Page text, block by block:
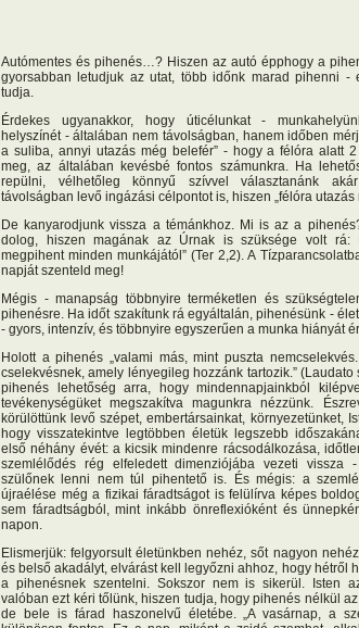
Autómentes és pihenés…? Hiszen az autó épphogy a
gyorsabban letudjuk az utat, több időnk marad pihenni -
tudja.
Érdekes ugyanakkor, hogy úticélunkat -
helyszínét - általában nem távolságban, hanem időben
a suliba, annyi utazás még belefér” - hogy a félóra alatt
meg, az általában kevésbé fontos számunkra. Ha
repülni, vélhetőleg könnyű szívvel választanánk
távolságban levő ingázási célpontot is, hiszen „félóra utazás
De kanyarodjunk vissza a témánkhoz. Mi is az a
dolog, hiszen magának az Úrnak is szüksége volt rá:
megpihent minden munkájától” (Ter 2,2). A
napját szenteld meg!
Mégis - manapság többnyire terméketlen és
pihenésre. Ha időt szakítunk rá egyáltalán, pihenésünk -
- gyors, intenzív, és többnyire egyszerűen a munka hiányát
Holott a pihenés „valami más, mint puszta
cselekvésnek, amely lényegileg hozzánk tartozik.” (Laudato
pihenés lehetőség arra, hogy mindennapjainkból
tevékenységüket megszakítva magunkra nézzünk.
körülöttünk levő szépet, embertársainkat, környezetünket,
hogy visszatekintve legtöbben életük legszebb
első néhány évét: a kicsik mindenre rácsodálkozása,
szemlélődés rég elfeledett dimenziójába vezeti vissza
szülőnek lenni nem túl pihentető is. És mégis: a
újraélése még a fizikai fáradtságot is felülírva képes
sem fáradtságból, mint inkább önreflexióként és
napon.
Elismerjük: felgyorsult életünkben nehéz, sőt nagyon
és belső akadályt, elvárást kell legyőzni ahhoz, hogy hétről
a pihenésnek szentelni. Sokszor nem is sikerül. Isten
valóban ezt kéri tőlünk, hiszen tudja, hogy pihenés nélkül
de bele is fárad haszonelvű életébe. „A vasárnap, a